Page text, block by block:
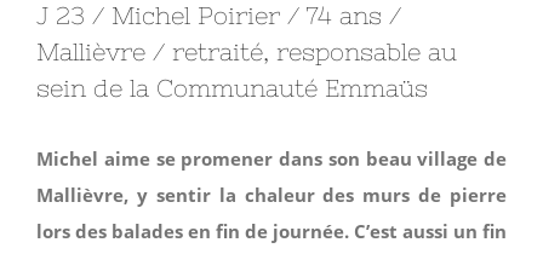
J 23 / Michel Poirier / 74 ans /
Mallièvre / retraité, responsable au
sein de la Communauté Emmaüs
Michel aime se promener dans son beau village de
Mallièvre, y sentir la chaleur des murs de pierre
lors des balades en fin de journée. C’est aussi un fin